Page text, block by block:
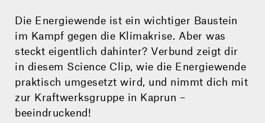
Die Energiewende ist ein wichtiger Baustein
im Kampf gegen die Klimakrise. Aber was
steckt eigentlich dahinter? Verbund zeigt dir
in diesem Science Clip, wie die Energiewende
praktisch umgesetzt wird, und nimmt dich mit
zur Kraftwerksgruppe in Kaprun –
beeindruckend!